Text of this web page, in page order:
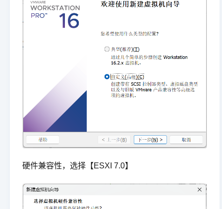
硬件兼容性，选择【ESXI 7.0】